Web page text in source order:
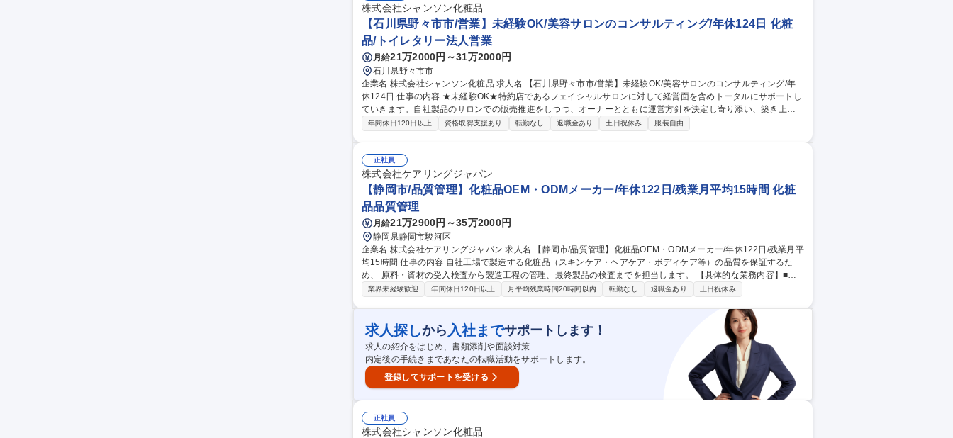
き活躍/年休124日
株式会社シャンソン化粧品
【石川県野々市市/営業】未経験OK/美容サロンのコンサルティング/年休124日 化粧
品/トイレタリー法人営業
月給21万2000円～31万2000円
石川県野々市市
企業名 株式会社シャンソン化粧品 求人名 【石川県野々市市/営業】未経験OK/美容サロンのコンサルティング/年
休124日 仕事の内容 ★未経験OK★特約店であるフェイシャルサロンに対して経営面を含めトータルにサポートし
ていきます。自社製品のサロンでの販売推進をしつつ、オーナーとともに運営方針を決定し寄り添い、築き上げ
ていく仕事です。 【具体的な仕事内容】※1日1～3件の訪問、担当顧客数30件程度／日 ・技術／知識の習得に向
抱える疑問/不明点に対する説明会を実施。年に2回程度、地域の関係者と協力しながら行います） 募集職種 【石
川県野々市市/営業】未経験OK/美容サロンのコンサルティング/年休124日
年間休日120日以上 資格取得支援あり 転勤なし 退職金あり 土日祝休み 服装自由
正社員
株式会社ケアリングジャパン
【静岡市/品質管理】化粧品OEM・ODMメーカー/年休122日/残業月平均15時間 化粧
品品質管理
月給21万2900円～35万2000円
静岡県静岡市駿河区
企業名 株式会社ケアリングジャパン 求人名 【静岡市/品質管理】化粧品OEM・ODMメーカー/年休122日/残業月平
均15時間 仕事の内容 自社工場で製造する化粧品（スキンケア・ヘアケア・ボディケア等）の品質を保証するた
め、 原料・資材の受入検査から製造工程の管理、最終製品の検査までを担当します。 【具体的な業務内容】■原
料・資材の受入検査（外観・pH・粘度・比重など）■製造工程の品質チェック（温度管理・攪拌条件・充填状態な
の原因究明・再発防止策の立案 ■工場内の衛生管理・GMPに基づく文書管理 ■顧客（化粧品メーカー）からの品質
問い合わせ対応 ■社内（製造・研究開発・営業）との連携・調整 募集職種 【静岡市/品質管理】化粧品OEM・OD
Mメーカー/年休122日/残業月平均15時間
業界未経験歓迎 年間休日120日以上 月平均残業時間20時間以内 転勤なし 退職金あり 土日祝休み
求人探しから 入社までサポートします！
求人の紹介をはじめ、書類添削や面談対策
内定後の手続きまであなたの転職活動をサポートします。
登録してサポートを受ける
正社員
株式会社シャンソン化粧品